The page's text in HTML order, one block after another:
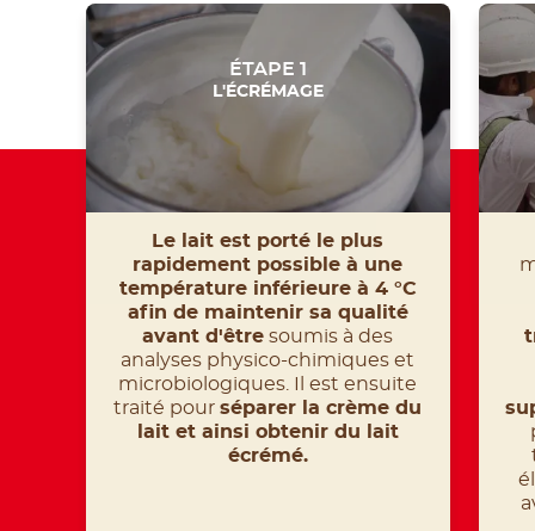
ÉTAPE 1
L'ÉCRÉMAGE
Le lait est porté le plus
rapidement possible à une
température inférieure à 4 °C
afin de maintenir sa qualité
avant d'être soumis à des
analyses physico-chimiques et
microbiologiques. Il est ensuite
traité pour séparer la crème du
lait et ainsi obtenir du lait
écrémé.